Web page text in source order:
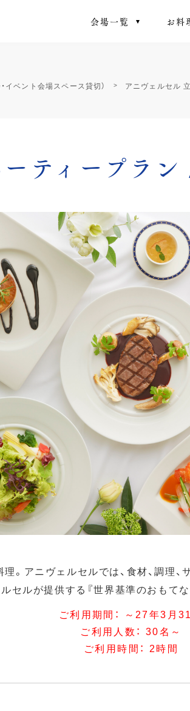
会場一覧 お料
イベント会場スペース貸切） アニヴェルセル
ティープラン
。アニヴェルセルでは、食材、調理
セルが提供する『世界基準のおもて
ご利用期間： ～27年3月
ご利用人数： 30名～
ご利用時間： 2時間